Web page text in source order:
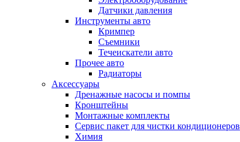
Датчики давления
Инструменты авто
Кримпер
Съемники
Течеискатели авто
Прочее авто
Радиаторы
Аксессуары
Дренажные насосы и помпы
Кронштейны
Монтажные комплекты
Сервис пакет для чистки кондиционеров
Химия